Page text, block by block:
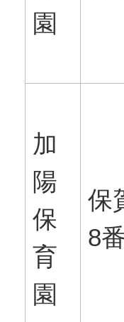
園
加
陽
保
育
園
保
8